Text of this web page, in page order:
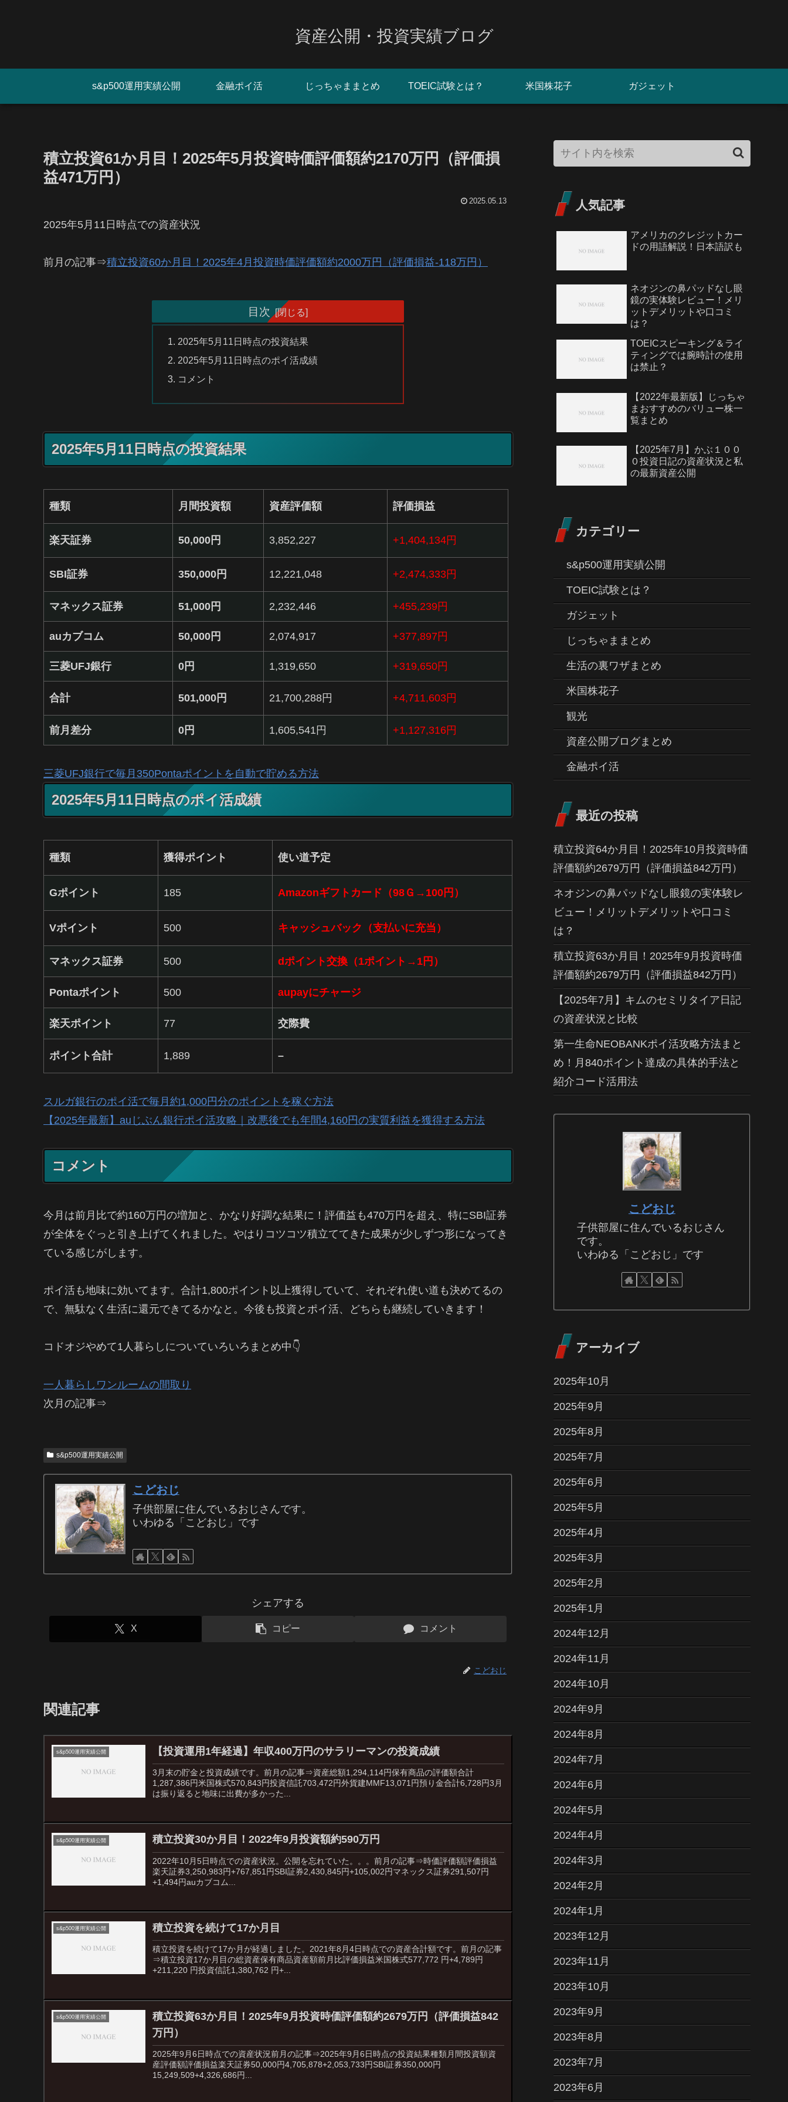
資産公開・投資実績ブログ
s&p500運用実績公開 金融ポイ活 じっちゃままとめ TOEIC試験とは？ 米国株花子 ガジェット
積立投資61か月目！2025年5月投資時価評価額約2170万円（評価損
益471万円）
2025.05.13
2025年5月11日時点での資産状況
前月の記事⇒積立投資60か月目！2025年4月投資時価評価額約2000万円（評価損益-118万円）
目次
2025年5月11日時点の投資結果
2025年5月11日時点のポイ活成績
コメント
2025年5月11日時点の投資結果
種類 月間投資額 資産評価額 評価損益
楽天証券 50,000円 3,852,227 +1,404,134円
SBI証券 350,000円 12,221,048 +2,474,333円
マネックス証券 51,000円 2,232,446 +455,239円
auカブコム 50,000円 2,074,917 +377,897円
三菱UFJ銀行 0円 1,319,650 +319,650円
合計 501,000円 21,700,288円 +4,711,603円
前月差分 0円 1,605,541円 +1,127,316円
三菱UFJ銀行で毎月350Pontaポイントを自動で貯める方法
2025年5月11日時点のポイ活成績
種類 獲得ポイント 使い道予定
Gポイント 185 Amazonギフトカード（98Ｇ→100円）
Vポイント 500 キャッシュバック（支払いに充当）
マネックス証券 500 dポイント交換（1ポイント→1円）
Pontaポイント 500 aupayにチャージ
楽天ポイント 77 交際費
ポイント合計 1,889 –
スルガ銀行のポイ活で毎月約1,000円分のポイントを稼ぐ方法
【2025年最新】auじぶん銀行ポイ活攻略｜改悪後でも年間4,160円の実質利益を獲得する方法
コメント
今月は前月比で約160万円の増加と、かなり好調な結果に！評価益も470万円を超え、特にSBI証券
が全体をぐっと引き上げてくれました。やはりコツコツ積立ててきた成果が少しずつ形になってき
ている感じがします。
ポイ活も地味に効いてます。合計1,800ポイント以上獲得していて、それぞれ使い道も決めてるの
で、無駄なく生活に還元できてるかなと。今後も投資とポイ活、どちらも継続していきます！
コドオジやめて1人暮らしについていろいろまとめ中👇
一人暮らしワンルームの間取り
次月の記事⇒
s&p500運用実績公開
こどおじ
子供部屋に住んでいるおじさんです。
いわゆる「こどおじ」です
シェアする
X コピー コメント
こどおじ
関連記事
s&p500運用実績公開 【投資運用1年経過】年収400万円のサラリーマンの投資成績
3月末の貯金と投資成績です。前月の記事⇒資産総額1,294,114円保有商品の評価額合計
1,287,386円米国株式570,843円投資信託703,472円外貨建MMF13,071円預り金合計6,728円3月
は振り返ると地味に出費が多かった...
s&p500運用実績公開 積立投資30か月目！2022年9月投資額約590万円
2022年10月5日時点での資産状況。公開を忘れていた。。。前月の記事⇒時価評価額評価損益
楽天証券3,250,983円+767,851円SBI証券2,430,845円+105,002円マネックス証券291,507円
+1,494円auカブコム...
s&p500運用実績公開 積立投資を続けて17か月目
積立投資を続けて17か月が経過しました。2021年8月4日時点での資産合計額です。前月の記事
⇒積立投資17か月目の総資産保有商品資産額前月比評価損益米国株式577,772 円+4,789円
+211,220 円投資信託1,380,762 円+...
s&p500運用実績公開
積立投資63か月目！2025年9月投資時価評価額約2679万円（評価損益842
万円）
2025年9月6日時点での資産状況前月の記事⇒2025年9月6日時点の投資結果種類月間投資額資
産評価額評価損益楽天証券50,000円4,705,878+2,053,733円SBI証券350,000円
15,249,509+4,326,686円...
人気記事
アメリカのクレジットカー
ドの用語解説！日本語訳も
ネオジンの鼻パッドなし眼
鏡の実体験レビュー！メリ
ットデメリットや口コミ
は？
TOEICスピーキング＆ライ
ティングでは腕時計の使用
は禁止？
【2022年最新版】じっちゃ
まおすすめのバリュー株一
覧まとめ
【2025年7月】かぶ１００
０投資日記の資産状況と私
の最新資産公開
カテゴリー
s&p500運用実績公開
TOEIC試験とは？
ガジェット
じっちゃままとめ
生活の裏ワザまとめ
米国株花子
観光
資産公開ブログまとめ
金融ポイ活
最近の投稿
積立投資64か月目！2025年10月投資時価
評価額約2679万円（評価損益842万円）
ネオジンの鼻パッドなし眼鏡の実体験レ
ビュー！メリットデメリットや口コミ
は？
積立投資63か月目！2025年9月投資時価
評価額約2679万円（評価損益842万円）
【2025年7月】キムのセミリタイア日記
の資産状況と比較
第一生命NEOBANKポイ活攻略方法まと
め！月840ポイント達成の具体的手法と
紹介コード活用法
こどおじ
子供部屋に住んでいるおじさん
です。
いわゆる「こどおじ」です
アーカイブ
2025年10月
2025年9月
2025年8月
2025年7月
2025年6月
2025年5月
2025年4月
2025年3月
2025年2月
2025年1月
2024年12月
2024年11月
2024年10月
2024年9月
2024年8月
2024年7月
2024年6月
2024年5月
2024年4月
2024年3月
2024年2月
2024年1月
2023年12月
2023年11月
2023年10月
2023年9月
2023年8月
2023年7月
2023年6月